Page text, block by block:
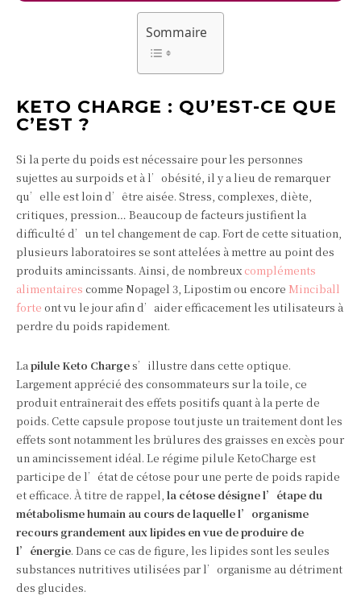
Sommaire
KETO CHARGE : QU’EST-CE QUE
C’EST ?
Si la perte du poids est nécessaire pour les personnes
sujettes au surpoids et à l’obésité, il y a lieu de remarquer
qu’elle est loin d’être aisée. Stress, complexes, diète,
critiques, pression… Beaucoup de facteurs justifient la
difficulté d’un tel changement de cap. Fort de cette situation,
plusieurs laboratoires se sont attelées à mettre au point des
produits amincissants. Ainsi, de nombreux compléments
alimentaires comme Nopagel 3, Lipostim ou encore Minciball
forte ont vu le jour afin d’aider efficacement les utilisateurs à
perdre du poids rapidement.
Lapilule Keto Charges’illustre dans cette optique.
Largement apprécié des consommateurs sur la toile, ce
produit entraînerait des effets positifs quant à la perte de
poids. Cette capsule propose tout juste un traitement dont les
effets sont notamment les brûlures des graisses en excès pour
un amincissement idéal. Le régime pilule KetoCharge est
participe de l’état de cétose pour une perte de poids rapide
et efficace. À titre de rappel, la cétose désigne l’étape du
métabolisme humain au cours de laquelle l’organisme
recours grandement aux lipides en vue de produire de
l’énergie. Dans ce cas de figure, les lipides sont les seules
substances nutritives utilisées par l’organisme au détriment
des glucides.